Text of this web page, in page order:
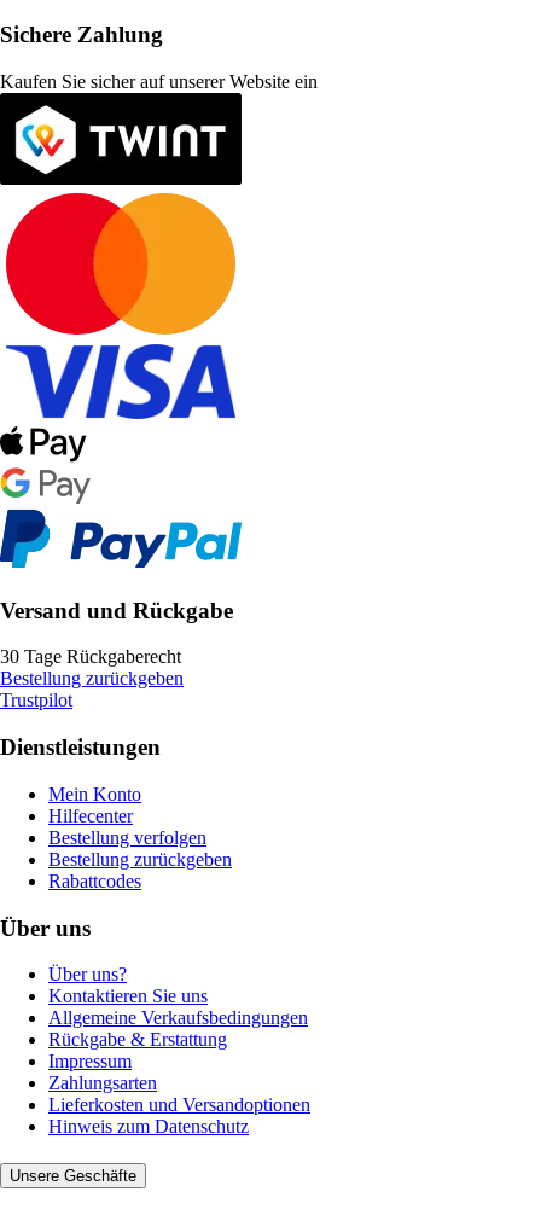
Sichere Zahlung
Kaufen Sie sicher auf unserer Website ein
Versand und Rückgabe
30 Tage Rückgaberecht
Bestellung zurückgeben
Trustpilot
Dienstleistungen
Mein Konto
Hilfecenter
Bestellung verfolgen
Bestellung zurückgeben
Rabattcodes
Über uns
Über uns?
Kontaktieren Sie uns
Allgemeine Verkaufsbedingungen
Rückgabe & Erstattung
Impressum
Zahlungsarten
Lieferkosten und Versandoptionen
Hinweis zum Datenschutz
Unsere Geschäfte